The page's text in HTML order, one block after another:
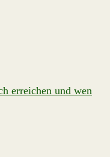
erreichen und wen